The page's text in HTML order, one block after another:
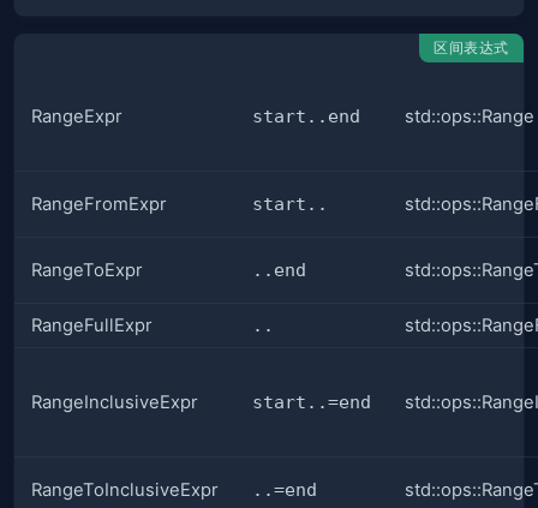
区间表达式
RangeExpr start..end std::ops::Range
RangeFromExpr start..
RangeToExpr ..end
RangeFullExpr ..
RangeInclusiveExpr start..=end
RangeToInclusiveExpr ..=end